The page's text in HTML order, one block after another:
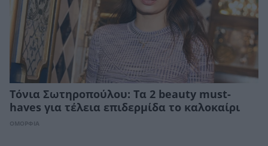
Τόνια Σωτηροπούλου: Τα 2 beauty must-
haves για τέλεια επιδερμίδα το καλοκαίρι
ΟΜΟΡΦΙΑ